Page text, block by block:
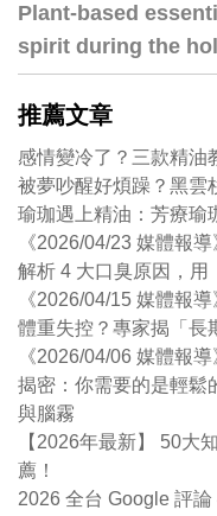
Plant-based
spirit during the
推薦文章
感情變冷了？三款精油
被夢吵醒好煩躁？黑雲
瑜珈遇上精油：芳療瑜
《2026/04/23 媒體報
解析 4 大口臭原因，用
《2026/04/15 媒體報
體重失控？專家揭「長
《2026/04/06 媒體報
揭密：你需要的是輕鬆
與腦霧
【2026年最新】 50大
薦！
2026 全台 Google 評